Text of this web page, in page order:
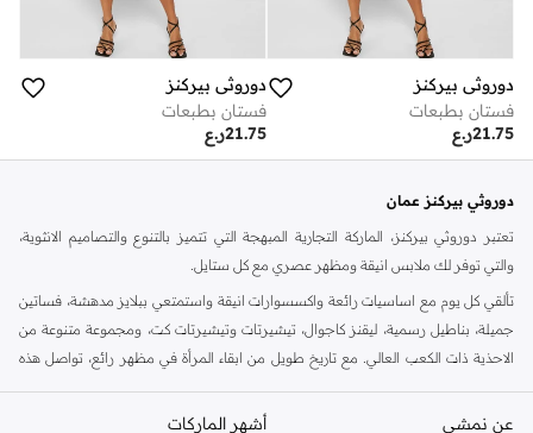
دوروثي بيركنز
فستان بطبعات
ر.ع21.75
دوروثي بيركنز
فستان بطبعات
ر.ع21.75
دوروثي بيركنز عمان
تعتبر دوروثي بيركنز، الماركة التجارية المبهجة التي تتميز بالتنوع والتصاميم الانثوية،
والتي توفر لك ملابس انيقة ومظهر عصري مع كل ستايل.
تألقي كل يوم مع اساسيات رائعة واكسسوارات انيقة واستمتعي ببلايز مدهشة، فساتين
جميلة، بناطيل رسمية، ليقنز كاجوال، تيشيرتات وتيشيرتات كت، ومجموعة متنوعة من
الاحذية ذات الكعب العالي. مع تاريخ طويل من ابقاء المرأة في مظهر رائع، تواصل هذه
كنت تقومين بتجديد خزانة ملابسك الملائمة للعمل، البحث عن فستان مثالي للحفلات او
عن نمشي أشهر الماركات